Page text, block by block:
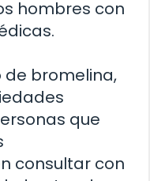
hombres con
de bromelina,
que
consultar con